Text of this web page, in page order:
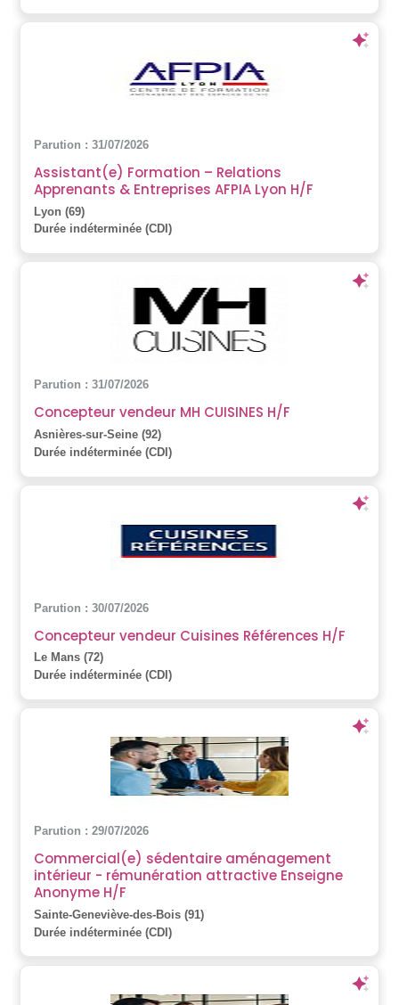
Parution : 31/07/2026
Assistant(e) Formation – Relations
Apprenants & Entreprises AFPIA Lyon H/F
Lyon (69)
Durée indéterminée (CDI)
Parution : 31/07/2026
Concepteur vendeur MH CUISINES H/F
Asnières-sur-Seine (92)
Durée indéterminée (CDI)
Parution : 30/07/2026
Concepteur vendeur Cuisines Références H/F
Le Mans (72)
Durée indéterminée (CDI)
Parution : 29/07/2026
Commercial(e) sédentaire aménagement
intérieur - rémunération attractive Enseigne
Anonyme H/F
Sainte-Geneviève-des-Bois (91)
Durée indéterminée (CDI)